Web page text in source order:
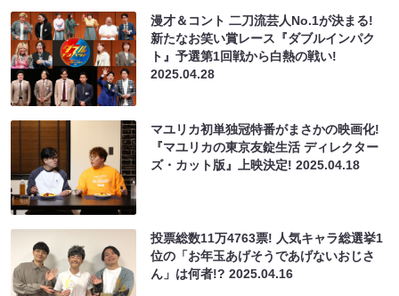
漫才＆コント 二刀流芸人No.1が決まる!
新たなお笑い賞レース『ダブルインパク
ト』予選第1回戦から白熱の戦い!
2025.04.28
マユリカ初単独冠特番がまさかの映画化!
『マユリカの東京友錠生活 ディレクター
ズ・カット版』上映決定!2025.04.18
投票総数11万4763票! 人気キャラ総選挙1
位の「お年玉あげそうであげないおじさ
ん」は何者!?2025.04.16